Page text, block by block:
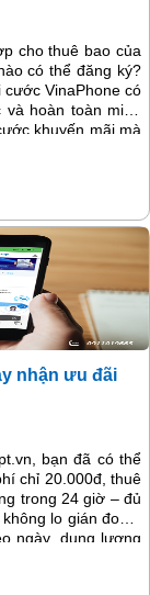
cho thuê bao của
có thể đăng ký?
cước VinaPhone có
hoàn toàn miễn
khuyến mãi mà
nhận ưu đãi
bạn đã có thể
chỉ 20.000đ, thuê
trong 24 giờ – đủ
lo gián đoạn.
ngày, dung lượng